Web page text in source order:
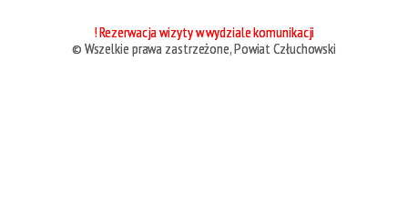
! Rezerwacja wizyty w wydziale komunikacji
© Wszelkie prawa zastrzeżone, Powiat Człuchowski